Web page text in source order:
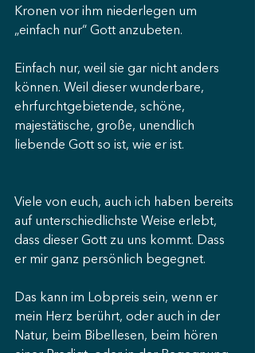
Kronen vor ihm niederlegen um
„einfach nur“ Gott anzubeten.
Einfach nur, weil sie gar nicht anders
können. Weil dieser wunderbare,
ehrfurchtgebietende, schöne,
majestätische, große, unendlich
liebende Gott so ist, wie er ist.
Viele von euch, auch ich haben bereits
auf unterschiedlichste Weise erlebt,
dass dieser Gott zu uns kommt. Dass
er mir ganz persönlich begegnet.
Das kann im Lobpreis sein, wenn er
mein Herz berührt, oder auch in der
Natur, beim Bibellesen, beim hören